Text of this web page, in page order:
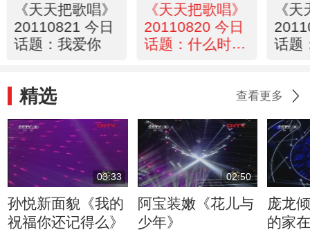
《天天把歌唱》
20110821 今日
话题：我爱你
《天天把歌唱》
20110820 今日
话题：什么时候
《
话题
精选 查看更多
03:33
孙悦新面貌《我的
祝福你还记得么》
02:50
阿宝装嫩《花儿与
少年》
庞龙
的家